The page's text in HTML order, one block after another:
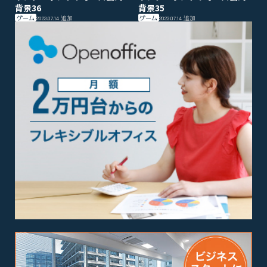
背景36
ゲーム 2023.07.14 追加
背景35
ゲーム 2023.07.14追加